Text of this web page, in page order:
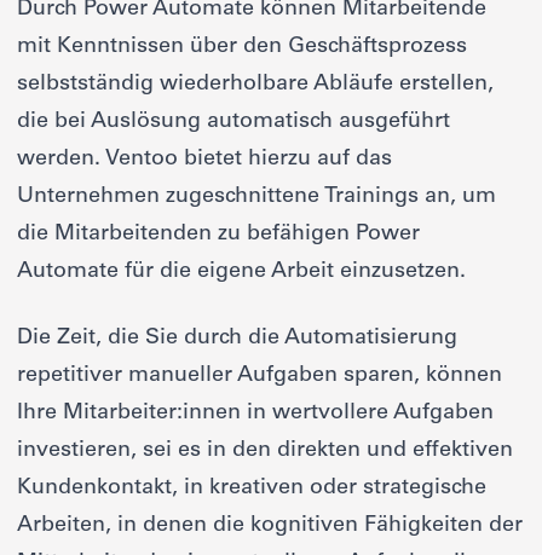
Durch Power Automate können Mitarbeitende
mit Kenntnissen über den Geschäftsprozess
selbstständig wiederholbare Abläufe erstellen,
die bei Auslösung automatisch ausgeführt
werden. Ventoo bietet hierzu auf das
Unternehmen zugeschnittene Trainings an, um
die Mitarbeitenden zu befähigen Power
Automate für die eigene Arbeit einzusetzen.
Die Zeit, die Sie durch die Automatisierung
repetitiver manueller Aufgaben sparen, können
Ihre Mitarbeiter:innen in wertvollere Aufgaben
investieren, sei es in den direkten und effektiven
Kundenkontakt, in kreativen oder strategische
Arbeiten, in denen die kognitiven Fähigkeiten der